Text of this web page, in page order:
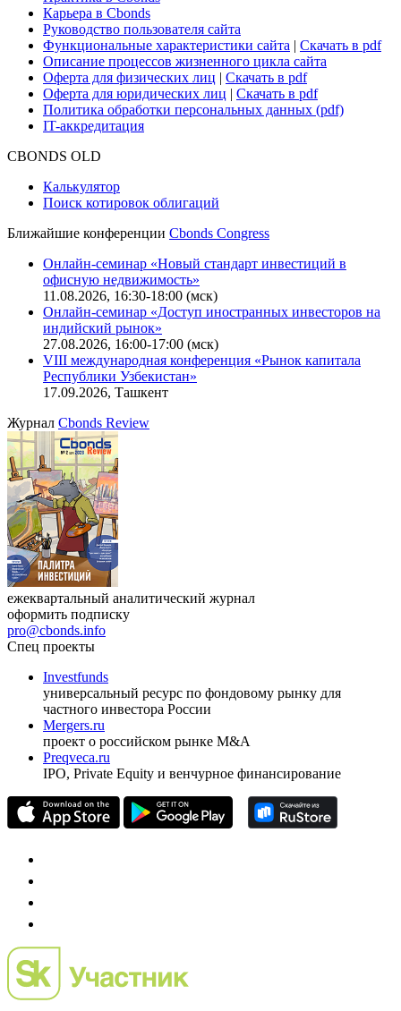
Карьера в Cbonds
Руководство пользователя сайта
Функциональные характеристики сайта | Скачать в pdf
Описание процессов жизненного цикла сайта
Оферта для физических лиц | Скачать в pdf
Оферта для юридических лиц | Скачать в pdf
Политика обработки персональных данных (pdf)
IT-аккредитация
CBONDS OLD
Калькулятор
Поиск котировок облигаций
Ближайшие конференции Cbonds Congress
Онлайн-семинар «Новый стандарт инвестиций в
офисную недвижимость»
11.08.2026, 16:30-18:00 (мск)
Онлайн-семинар «Доступ иностранных инвесторов на
индийский рынок»
27.08.2026, 16:00-17:00 (мск)
VIII международная конференция «Рынок капитала
Республики Узбекистан»
17.09.2026, Ташкент
Журнал Cbonds Review
ежеквартальный аналитический журнал
оформить подписку
pro@cbonds.info
Спец проекты
Investfunds
универсальный ресурс по фондовому рынку для
частного инвестора России
Mergers.ru
проект о российском рынке M&A
Preqveca.ru
IPO, Private Equity и венчурное финансирование